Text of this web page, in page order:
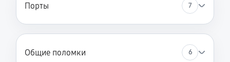
Замена разъёмов (HDMI, DVI, Дисплей порта)
Порты 7
Общие поломки 6